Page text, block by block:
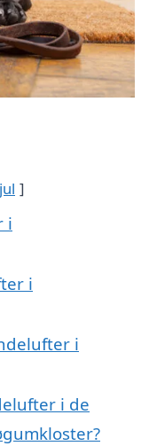
i
i
i
i de